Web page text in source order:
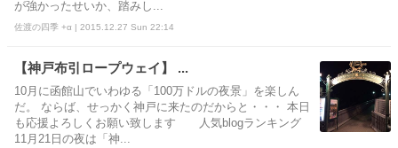
が強かったせいか、踏みし...
佐渡の四季 +α | 2015.12.27 Sun 22:14
【神戸布引ロープウェイ】 ...
10月に函館山でいわゆる「100万ドルの夜景」を楽しん
だ。 ならば、せっかく神戸に来たのだからと・・・ 本日
も応援よろしくお願い致します 人気blogランキング
11月21日の夜は「神...